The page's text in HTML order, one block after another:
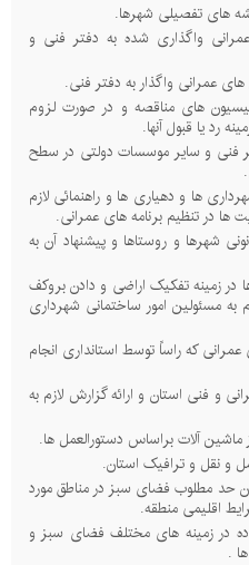
های تفصیلی شهرها.
واگذاری شده به دفتر فنی و
عمرانی واگذار به دفتر فنی.
های مناقصه و در صورت لزوم
رد یا قبول آنها.
فنی و سایر موسسات دولتی در سطح
ها و دهیاری ها و راهنمائی لازم
ها در تنظیم برنامه های عمرانی.
شهرها و روستاها و پیشنهاد آن به
در زمینه تفکیک اراضی و دادن بروکف
به مسئولین امور ساختمانی شهرداری
که راساً توسط استانداری انجام
و فنی استان و ارائه گزارش لازم به
ماشین آلات براساس دستورالعمل ها.
و نقل و ترافیک استان.
حد مطلوب فضای سبز در مناطق مورد
اقلیمی منطقه.
در زمینه های مختلف فضای سبز و
.